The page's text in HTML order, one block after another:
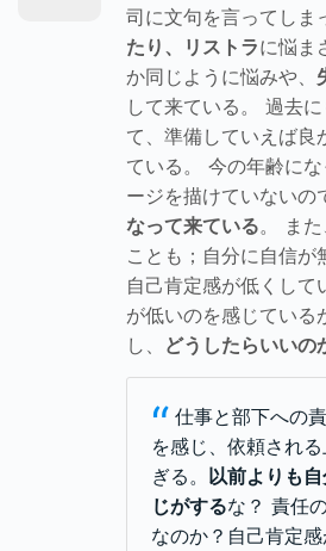
司に文句を言ってしま
たり、リストラに悩ま
か同じように悩みや、
して来ている。 過去
て、準備していえば良
ている。 今の年齢に
ージを描けていないの
なって来ている。 ま
ことも；自分に自信が
自己肯定感が低くし
が低いのを感じている
し、 どうしたらいいの
“仕事と部下への
を感じ、依頼され
ぎる。 以前よりも
じがするな？ 責任
なのか？自己肯定